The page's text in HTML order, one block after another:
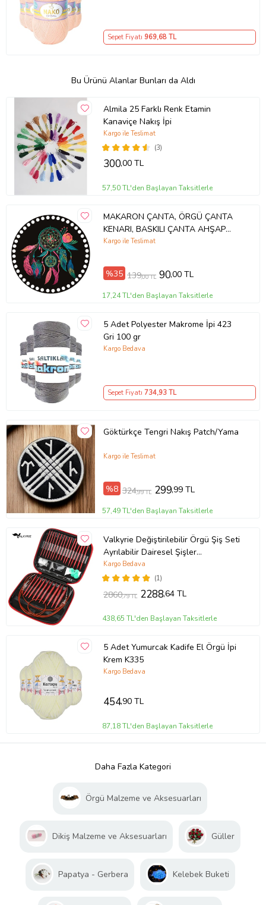
Sepet Fiyatı 969,68 TL
Bu Ürünü Alanlar Bunları da Aldı
Almila 25 Farklı Renk Etamin
Kanaviçe Nakış İpi
(3)
Kargo ile Teslimat
300,00 TL
57,50 TL'den Başlayan Taksitlerle
MAKARON ÇANTA, ÖRGÜ ÇANTA
KENARI, BASKILI ÇANTA AHŞAP
PLAKASI (2 ADET)
Kargo ile Teslimat
%35 139,00 TL 90,00 TL
17,24 TL'den Başlayan Taksitlerle
5 Adet Polyester Makrome İpi 423
Gri 100 gr
Kargo Bedava
Sepet Fiyatı 734,93 TL
Göktürkçe Tengri Nakış Patch/Yama
Kargo ile Teslimat
%8 324,99 TL 299,99 TL
57,49 TL'den Başlayan Taksitlerle
Valkyrie Değiştirilebilir Örgü Şiş Seti
Ayrılabilir Dairesel Şişler
Profesyonel Örgü İçin Çok Amaçlı
Set
(1)
Kargo Bedava
2860,79 TL 2288,64 TL
438,65 TL'den Başlayan Taksitlerle
5 Adet Yumurcak Kadife El Örgü İpi
Krem K335
Kargo Bedava
454,90 TL
87,18 TL'den Başlayan Taksitlerle
Daha Fazla Kategori
Örgü Malzeme ve Aksesuarları
Dikiş Malzeme ve Aksesuarları Güller
Papatya - Gerbera Kelebek Buketi